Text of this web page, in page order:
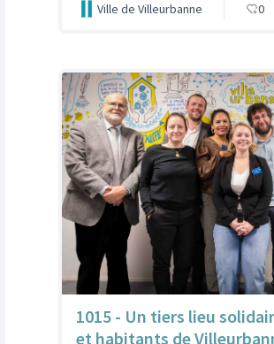
Ville de Villeurbanne 0
1015 - Un tiers lieu
et habitants de